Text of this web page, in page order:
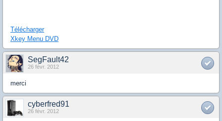
Télécharger
Xkey Menu DVD
SegFault42
26 févr. 2012
merci
cyberfred91
26 févr. 2012